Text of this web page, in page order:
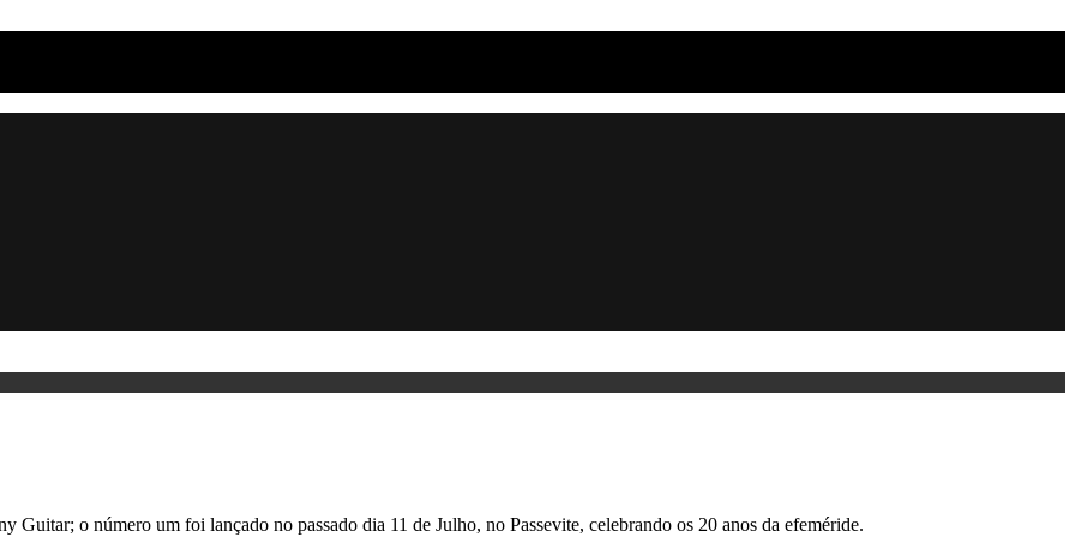
Guitar; o número um foi lançado no passado dia 11 de Julho, no Passevite, celebrando os 20 anos da efeméride.